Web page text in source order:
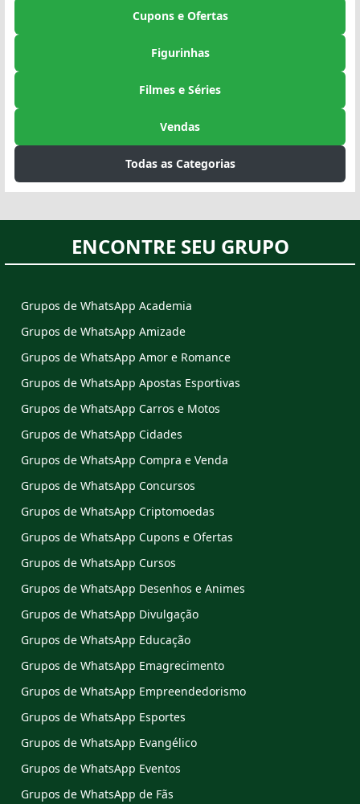
Cupons e Ofertas
Figurinhas
Filmes e Séries
Vendas
Todas as Categorias
ENCONTRE SEU GRUPO
Grupos de WhatsApp Academia
Grupos de WhatsApp Amizade
Grupos de WhatsApp Amor e Romance
Grupos de WhatsApp Apostas Esportivas
Grupos de WhatsApp Carros e Motos
Grupos de WhatsApp Cidades
Grupos de WhatsApp Compra e Venda
Grupos de WhatsApp Concursos
Grupos de WhatsApp Criptomoedas
Grupos de WhatsApp Cupons e Ofertas
Grupos de WhatsApp Cursos
Grupos de WhatsApp Desenhos e Animes
Grupos de WhatsApp Divulgação
Grupos de WhatsApp Educação
Grupos de WhatsApp Emagrecimento
Grupos de WhatsApp Empreendedorismo
Grupos de WhatsApp Esportes
Grupos de WhatsApp Evangélico
Grupos de WhatsApp Eventos
Grupos de WhatsApp de Fãs